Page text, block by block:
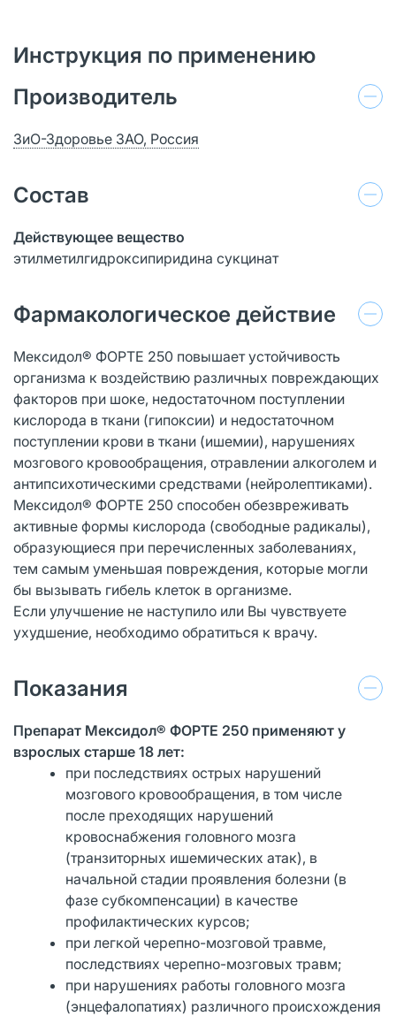
Инструкция по применению
Производитель
ЗиО-Здоровье ЗАО, Россия
Состав
Действующее вещество
этилметилгидроксипиридина сукцинат
Фармакологическое действие
Мексидол® ФОРТЕ 250 повышает устойчивость
организма к воздействию различных повреждающих
факторов при шоке, недостаточном поступлении
кислорода в ткани (гипоксии) и недостаточном
поступлении крови в ткани (ишемии), нарушениях
мозгового кровообращения, отравлении алкоголем и
антипсихотическими средствами (нейролептиками).
Мексидол® ФОРТЕ 250 способен обезвреживать
активные формы кислорода (свободные радикалы),
образующиеся при перечисленных заболеваниях,
тем самым уменьшая повреждения, которые могли
бы вызывать гибель клеток в организме.
Если улучшение не наступило или Вы чувствуете
ухудшение, необходимо обратиться к врачу.
Показания
Препарат Мексидол® ФОРТЕ 250 применяют у
взрослых старше 18 лет:
при последствиях острых нарушений
мозгового кровообращения, в том числе
после преходящих нарушений
кровоснабжения головного мозга
(транзиторных ишемических атак), в
начальной стадии проявления болезни (в
фазе субкомпенсации) в качестве
профилактических курсов;
при легкой черепно-мозговой травме,
последствиях черепно-мозговых травм;
при нарушениях работы головного мозга
(энцефалопатиях) различного происхождения